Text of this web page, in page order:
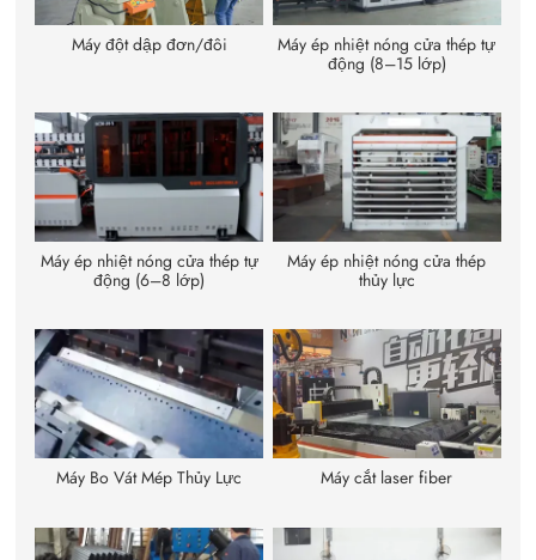
Máy đột dập đơn/đôi
Máy ép nhiệt nóng cửa thép tự
động (8–15 lớp)
Máy ép nhiệt nóng cửa thép tự
động (6–8 lớp)
Máy ép nhiệt nóng cửa thép
thủy lực
Máy Bo Vát Mép Thủy Lực Máy cắt laser fiber